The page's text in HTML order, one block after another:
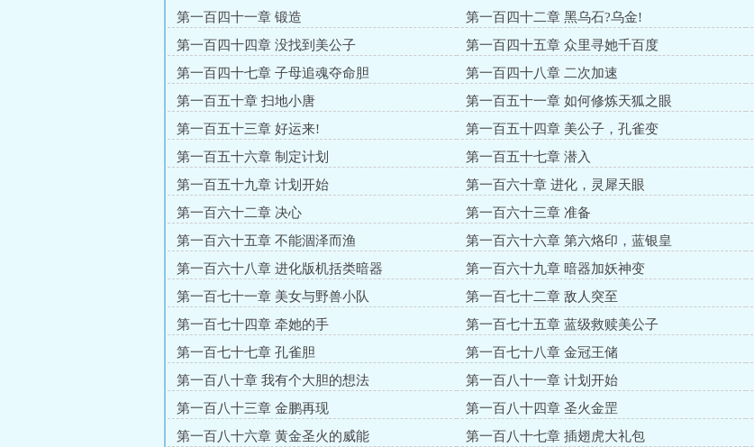
第一百四十一章 锻造
第一百四十二章 黑乌石?乌金!
第一百四十四章 没找到美公子
第一百四十五章 众里寻她千百度
第一百四十七章 子母追魂夺命胆
第一百四十八章 二次加速
第一百五十章 扫地小唐
第一百五十一章 如何修炼天狐之眼
第一百五十三章 好运来!
第一百五十四章 美公子，孔雀变
第一百五十六章 制定计划
第一百五十七章 潜入
第一百五十九章 计划开始
第一百六十章 进化，灵犀天眼
第一百六十二章 决心
第一百六十三章 准备
第一百六十五章 不能涸泽而渔
第一百六十六章 第六烙印，蓝银皇
第一百六十八章 进化版机括类暗器
第一百六十九章 暗器加妖神变
第一百七十一章 美女与野兽小队
第一百七十二章 敌人突至
第一百七十四章 牵她的手
第一百七十五章 蓝级救赎美公子
第一百七十七章 孔雀胆
第一百七十八章 金冠王储
第一百八十章 我有个大胆的想法
第一百八十一章 计划开始
第一百八十三章 金鹏再现
第一百八十四章 圣火金罡
第一百八十六章 黄金圣火的威能
第一百八十七章 插翅虎大礼包